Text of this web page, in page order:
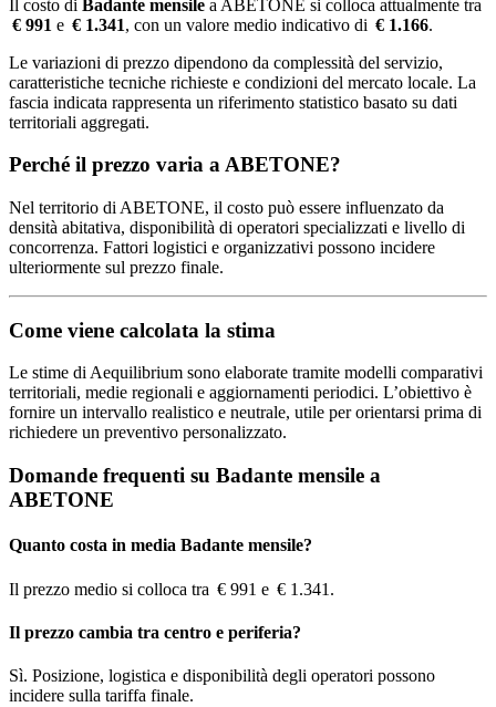
Il costo di Badante mensile a ABETONE si colloca attualmente tra
€ 991 e € 1.341, con un valore medio indicativo di € 1.166.
Le variazioni di prezzo dipendono da complessità del servizio,
caratteristiche tecniche richieste e condizioni del mercato locale. La
fascia indicata rappresenta un riferimento statistico basato su dati
territoriali aggregati.
Perché il prezzo varia a ABETONE?
Nel territorio di ABETONE, il costo può essere influenzato da
densità abitativa, disponibilità di operatori specializzati e livello di
concorrenza. Fattori logistici e organizzativi possono incidere
ulteriormente sul prezzo finale.
Come viene calcolata la stima
Le stime di Aequilibrium sono elaborate tramite modelli comparativi
territoriali, medie regionali e aggiornamenti periodici. L’obiettivo è
fornire un intervallo realistico e neutrale, utile per orientarsi prima di
richiedere un preventivo personalizzato.
Domande frequenti su Badante mensile a
ABETONE
Quanto costa in media Badante mensile?
Il prezzo medio si colloca tra € 991 e € 1.341.
Il prezzo cambia tra centro e periferia?
Sì. Posizione, logistica e disponibilità degli operatori possono
incidere sulla tariffa finale.